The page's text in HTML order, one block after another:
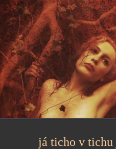
já ticho v tichu